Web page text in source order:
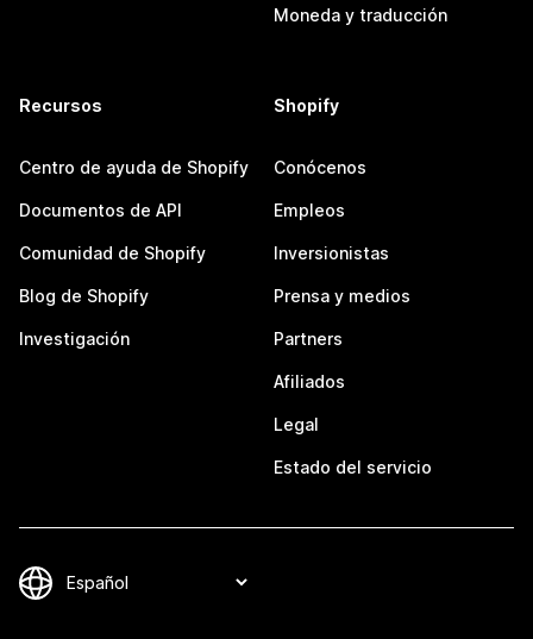
Moneda y traducción
Recursos
Centro de ayuda de Shopify
Documentos de API
Comunidad de Shopify
Blog de Shopify
Investigación
Shopify
Conócenos
Empleos
Inversionistas
Prensa y medios
Partners
Afiliados
Legal
Estado del servicio